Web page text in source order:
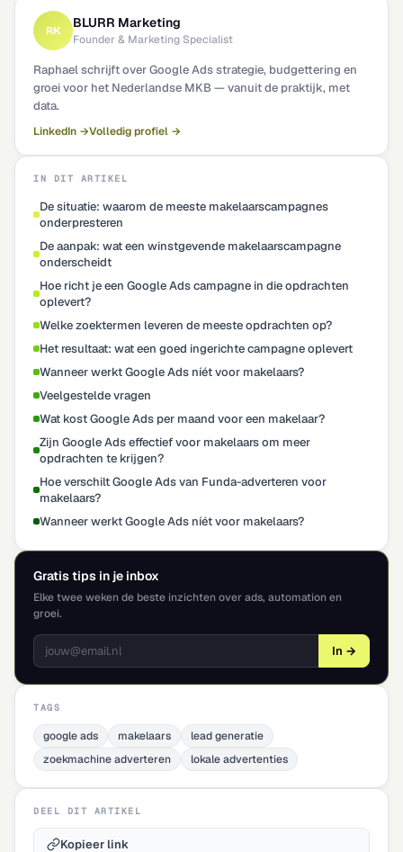
RK BLURR Marketing
Founder & Marketing Specialist
Raphael schrijft over Google Ads strategie, budgettering en
groei voor het Nederlandse MKB — vanuit de praktijk, met
data.
LinkedIn →Volledig profiel →
IN DIT ARTIKEL
De situatie: waarom de meeste makelaarscampagnes
onderpresteren
De aanpak: wat een winstgevende makelaarscampagne
onderscheidt
Hoe richt je een Google Ads campagne in die opdrachten
oplevert?
Welke zoektermen leveren de meeste opdrachten op?
Het resultaat: wat een goed ingerichte campagne oplevert
Wanneer werkt Google Ads níét voor makelaars?
Veelgestelde vragen
Wat kost Google Ads per maand voor een makelaar?
Zijn Google Ads effectief voor makelaars om meer
opdrachten te krijgen?
Hoe verschilt Google Ads van Funda-adverteren voor
makelaars?
Wanneer werkt Google Ads níét voor makelaars?
Gratis tips in je inbox
Elke twee weken de beste inzichten over ads, automation en
groei.
In →
TAGS
google ads makelaars
lead generatie
zoekmachine adverteren
lokale advertenties
DEEL DIT ARTIKEL
Kopieer link